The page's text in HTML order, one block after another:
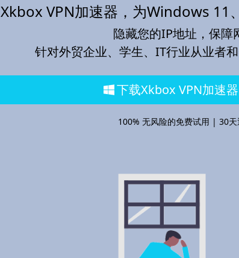
Xkbox VPN加速器，为Windows 11
隐藏您的IP地址，保障
针对外贸企业、学生、IT行业从业者
下载Xkbox VPN加速
100% 无风险的免费试用 | 30